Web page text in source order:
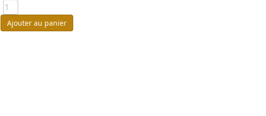
Ajouter au panier